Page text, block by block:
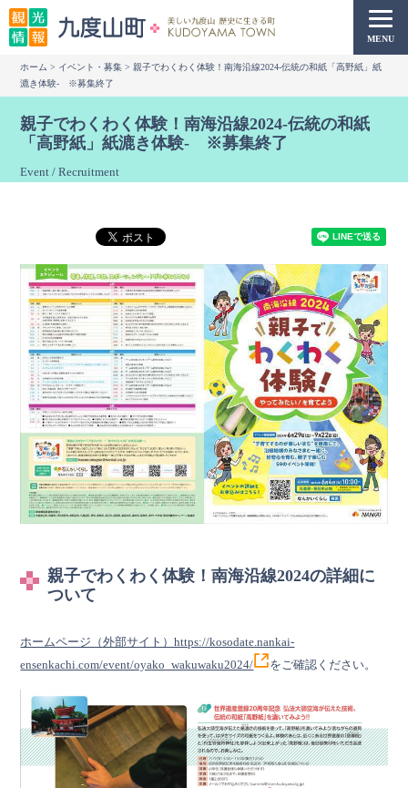
本
文
へ
MENU
ホーム > イベント・募集 > 親子でわくわく体験！南海沿線2024-伝統の和紙「高野紙」紙
漉き体験- ※募集終了
親子でわくわく体験！南海沿線2024-伝統の和紙
「高野紙」紙漉き体験- ※募集終了
Event / Recruitment
親子でわくわく体験！南海沿線2024の詳細に
ついて
ホームページ（外部サイト）https://kosodate.nankai-
ensenkachi.com/event/oyako_wakuwaku2024/
をご確認ください。